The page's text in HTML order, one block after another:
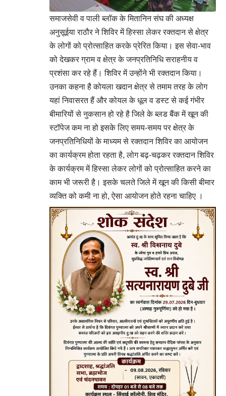
समाजसेवी व पाली ब्लॉक के मितानिन संघ की अध्यक्ष
अनुसूईया राठौर ने शिविर में हिस्सा लेकर रक्तदान से क्षेत्र
के लोगों को प्रोत्साहित करके प्रेरित किया। इस सेवा-भाव
को देखकर ग्राम व क्षेत्र के जनप्रतिनिधि सराहनीय व
प्रशंसा कर रहे हैं। शिविर में उन्होंने भी रक्तदान किया।
उनका कहना है कोयला खदान क्षेत्र से तमाम तरह के लोग
यहां निवासरत हैं और कोयल के धूल व डस्ट से कई गंभीर
बीमारियों से नुकसान हो रहे है जिले के ब्लड बैंक में खून की
स्टॉपेज कम ना हो इसके लिए समय-समय पर क्षेत्र के
जनप्रतिनिधियों के माध्यम से रक्तदान शिविर का आयोजन
का कार्यक्रम होता रहता है, लोग बढ़-चढ़कर रक्तदान शिविर
के कार्यक्रम में हिस्सा लेकर लोगों को प्रोत्साहित करने का
काम भी जरूरी है। इसके चलते जिले में खून की किसी बीमार
व्यक्ति को कमी ना हो, ऐसा आयोजन होते रहना चाहिए ।